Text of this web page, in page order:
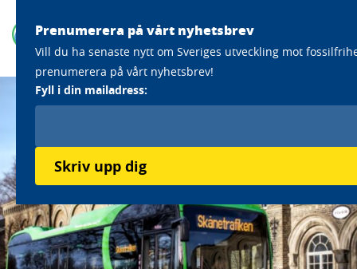
Prenumerera på vårt nyhetsbrev
Vill du ha senaste nytt om Sveriges utveckling mot
prenumerera på vårt nyhetsbrev!
Fyll i din mailadress:
Skriv upp dig